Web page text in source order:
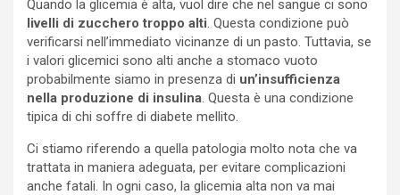
Quando la glicemia è alta, vuol dire che nel sangue ci sono
livelli di zucchero troppo alti . Questa condizione può
verificarsi nell’immediato vicinanze di un pasto. Tuttavia, se
i valori glicemici sono alti anche a stomaco vuoto
probabilmente siamo in presenza di un’insufficienza
nella produzione di insulina . Questa è una condizione
tipica di chi soffre di diabete mellito.
Ci stiamo riferendo a quella patologia molto nota che va
trattata in maniera adeguata, per evitare complicazioni
anche fatali. In ogni caso, la glicemia alta non va mai